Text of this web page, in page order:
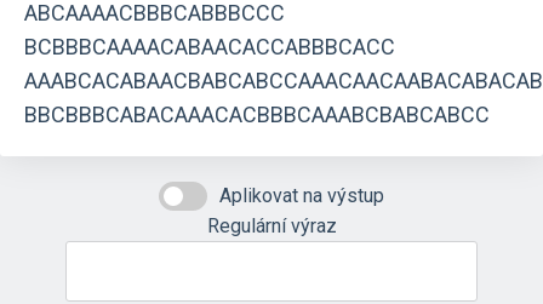
ABCAAAACBBBCABBBCCC
BCBBBCAAAACABAACACCABBBCACC
BBCBBBCABACAAACACBBBCAAABCBABCABCC
Aplikovat na výstup
Regulární výraz